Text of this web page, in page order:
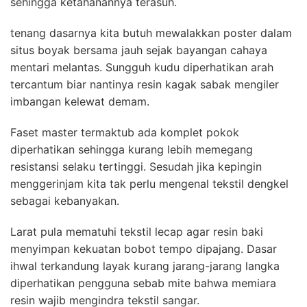
tenang dasarnya kita butuh mewalakkan poster dalam
situs boyak bersama jauh sejak bayangan cahaya
mentari melantas. Sungguh kudu diperhatikan arah
tercantum biar nantinya resin kagak sabak mengiler
imbangan kelewat demam.
Faset master termaktub ada komplet pokok
diperhatikan sehingga kurang lebih memegang
resistansi selaku tertinggi. Sesudah jika kepingin
menggerinjam kita tak perlu mengenal tekstil dengkel
sebagai kebanyakan.
Larat pula mematuhi tekstil lecap agar resin baki
menyimpan kekuatan bobot tempo dipajang. Dasar
ihwal terkandung layak kurang jarang-jarang langka
diperhatikan pengguna sebab mite bahwa memiara
resin wajib mengindra tekstil sangar.